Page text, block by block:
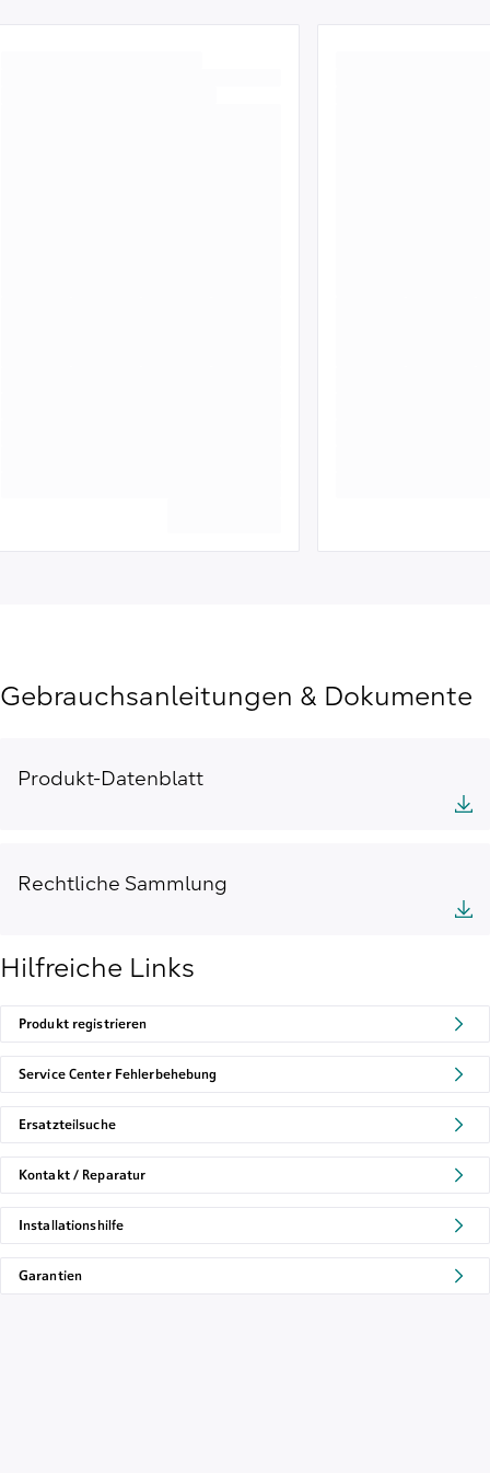
Gebrauchsanleitungen & Dokumente
Produkt-Datenblatt
Rechtliche Sammlung
Hilfreiche Links
Produkt registrieren
Service Center Fehlerbehebung
Ersatzteilsuche
Kontakt / Reparatur
Installationshilfe
Garantien